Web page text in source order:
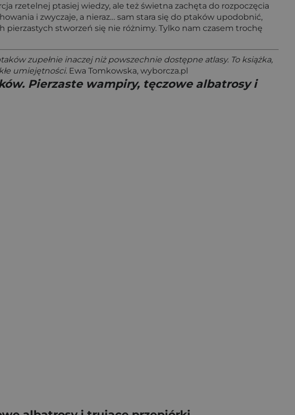
rzetelnej ptasiej wiedzy, ale też świetna zachęta do rozpoczęcia
i zwyczaje, a nieraz… sam stara się do ptaków upodobnić,
pierzastych stworzeń się nie różnimy. Tylko nam czasem trochę
zupełnie inaczej niż powszechnie dostępne atlasy. To książka,
umiejętności. Ewa Tomkowska, wyborcza.pl
Pierzaste wampiry, tęczowe albatrosy i